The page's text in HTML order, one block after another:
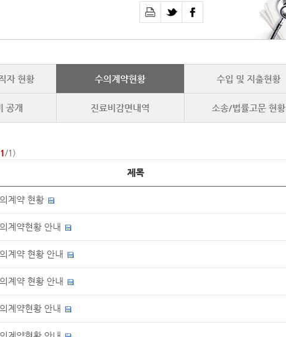
자 현황 수의계약현황 수입 및 지출현황
공개 진료비감면내역 소송/법률고문 현황
1/1)
제목
계약 현황
계약현황 안내
계약 현황 안내
계약 현황 안내
계약현황 안내